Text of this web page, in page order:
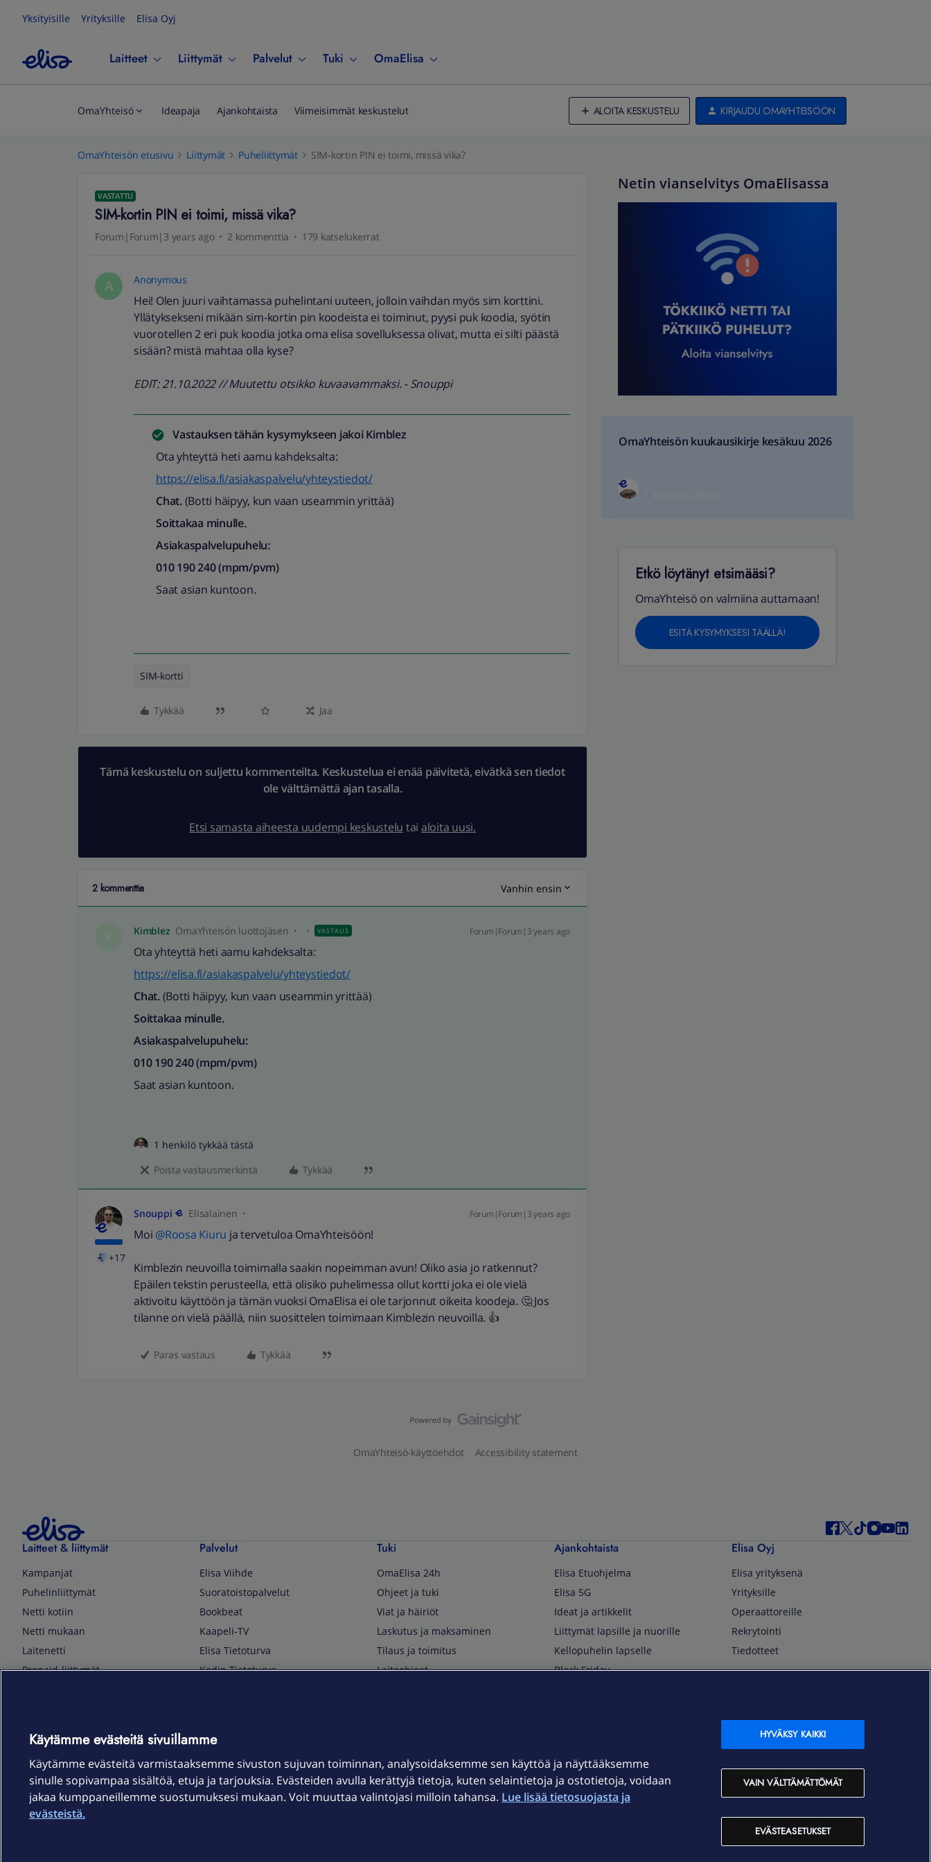
Yksityisille Yrityksille Elisa Oyj
Laitteet Liittymät Palvelut Tuki OmaElisa
OmaYhteisö Ideapaja Ajankohtaista Viimeisimmät keskustelut ALOITA KESKUSTELU KIRJAUDU OMAYHTEISÖÖN
OmaYhteisön etusivu Liittymät Puheliittymät SIM-kortin PIN ei toimi, missä vika?
VASTATTU
SIM-kortin PIN ei toimi, missä vika?
Forum|Forum|3 years ago 2 kommenttia 179 katselukerrat
A Anonymous
Hei! Olen juuri vaihtamassa puhelintani uuteen, jolloin vaihdan myös sim korttini.
Yllätyksekseni mikään sim-kortin pin koodeista ei toiminut, pyysi puk koodia, syötin
vuorotellen 2 eri puk koodia jotka oma elisa sovelluksessa olivat, mutta ei silti päästä
sisään? mistä mahtaa olla kyse?
EDIT: 21.10.2022 // Muutettu otsikko kuvaavammaksi. - Snouppi
Vastauksen tähän kysymykseen jakoi Kimblez
Ota yhteyttä heti aamu kahdeksalta:
https://elisa.fi/asiakaspalvelu/yhteystiedot/
Chat.(Botti häipyy, kun vaan useammin yrittää)
Soittakaa minulle.
Asiakaspalvelupuhelu:
010 190 240 (mpm/pvm)
Saat asian kuntoon.
SIM-kortti
Tykkää Jaa
Tämä keskustelu on suljettu kommenteilta. Keskustelua ei enää päivitetä, eivätkä sen tiedot
ole välttämättä ajan tasalla.
Etsi samasta aiheesta uudempi keskustelu tai aloita uusi.
2 kommenttia Vanhin ensin
Kimblez OmaYhteisön luottojäsen VASTAUS Forum|Forum|3 years ago
Ota yhteyttä heti aamu kahdeksalta:
https://elisa.fi/asiakaspalvelu/yhteystiedot/
Chat.(Botti häipyy, kun vaan useammin yrittää)
Soittakaa minulle.
Asiakaspalvelupuhelu:
010 190 240 (mpm/pvm)
Saat asian kuntoon.
1 henkilö tykkää tästä
Poista vastausmerkintä
Tykkää
+17
Snouppi Elisalainen Forum|Forum|3 years ago
Moi @Roosa Kiuru ja tervetuloa OmaYhteisöön!
Kimblezin neuvoilla toimimalla saakin nopeimman avun! Oliko asia jo ratkennut?
Epäilen tekstin perusteella, että olisiko puhelimessa ollut kortti joka ei ole vielä
aktivoitu käyttöön ja tämän vuoksi OmaElisa ei ole tarjonnut oikeita koodeja. 🤔 Jos
tilanne on vielä päällä, niin suosittelen toimimaan Kimblezin neuvoilla. 👍
Paras vastaus Tykkää
Netin vianselvitys OmaElisassa
OmaYhteisön kuukausikirje kesäkuu 2026
Etkö löytänyt etsimääsi?
OmaYhteisö on valmiina auttamaan!
ESITÄ KYSYMYKSESI TÄÄLLÄ!
OmaYhteisö-käyttöehdot Accessibility statement
Laitteet & liittymät
Kampanjat
Puhelinliittymät
Netti kotiin
Netti mukaan
Laitenetti
Prepaid-liittymät
TV & audio
Kodinkoneet
Kamerat ja dronet
Kellot ja rannekkeet
Palvelut
Elisa Viihde
Suoratoistopalvelut
Bookbeat
Kaapeli-TV
Elisa Tietoturva
Kodin Tietoturva
Elisa Kotiverkko
Elisa Pilvilinna
Elisa Laiteturva
Elisa Rinnakkaisliittymät
Tuki
OmaElisa 24h
Ohjeet ja tuki
Viat ja häiriöt
Laskutus ja maksaminen
Tilaus ja toimitus
Laiteohjeet
Kuuluvuuskartta
Asiakastiedotteet
OmaElisa-sovellus
Ajankohtaista
Elisa Etuohjelma
Elisa 5G
Ideat ja artikkelit
Liittymät lapsille ja nuorille
Kellopuhelin lapselle
Black Friday
Elisa Oyj
Elisa yrityksenä
Yrityksille
Operaattoreille
Rekrytointi
Tiedotteet
OmaElisa Self Service
Moving to Finland
Elisa Corporation
Kundtjänst
OmaElisa självbetjäning
Käytämme evästeitä sivuillamme
Käytämme evästeitä varmistaaksemme sivuston sujuvan toiminnan, analysoidaksemme sen käyttöä ja näyttääksemme
sinulle sopivampaa sisältöä, etuja ja tarjouksia. Evästeiden avulla kerättyjä tietoja, kuten selaintietoja ja ostotietoja, voidaan
jakaa kumppaneillemme suostumuksesi mukaan. Voit muuttaa valintojasi milloin tahansa. Lue lisää tietosuojasta ja
evästeistä.
EVÄSTEASETUKSET
VAIN VÄLTTÄMÄTTÖMÄT
HYVÄKSY KAIKKI